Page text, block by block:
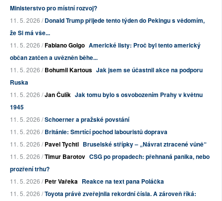
Ministerstvo pro místní rozvoj?
11. 5. 2026 /Donald Trump přijede tento týden do Pekingu s vědomím,
že Si má vše...
11. 5. 2026 /Fabiano Golgo Americké listy: Proč byl tento americký
občan zatčen a uvězněn běhe...
11. 5. 2026 /Bohumil Kartous Jak jsem se účastnil akce na podporu
Ruska
11. 5. 2026 /Jan Čulík Jak tomu bylo s osvobozením Prahy v květnu
1945
11. 5. 2026 /Schoerner a pražské povstání
11. 5. 2026 /Británie: Smrtící pochod labouristů doprava
11. 5. 2026 /Pavel Tychtl Bruselské střípky – „Návrat ztracené vůně“
11. 5. 2026 /Timur Barotov CSG po propadech: přehnaná panika, nebo
prozření trhu?
11. 5. 2026 /Petr Vařeka Reakce na text pana Poláčka
11. 5. 2026 /Toyota právě zveřejnila rekordní čísla. A zároveň říká: